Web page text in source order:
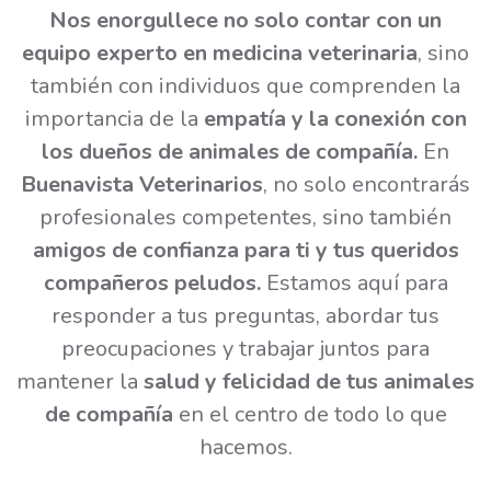
Nos enorgullece no solo contar con un
equipo experto en medicina veterinaria, sino
también con individuos que comprenden la
importancia de la empatía y la conexión con
los dueños de animales de compañía. En
Buenavista Veterinarios, no solo encontrarás
profesionales competentes, sino también
amigos de confianza para ti y tus queridos
compañeros peludos.Estamos aquí para
responder a tus preguntas, abordar tus
preocupaciones y trabajar juntos para
mantener la salud y felicidad de tus animales
de compañía en el centro de todo lo que
hacemos.